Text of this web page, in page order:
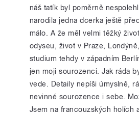
náš tatík byl poměrně
narodila jedna dcerka ještě
málo. A že měl velmi těžký
odyseu, život v Praze,
studium tehdy v západním
jen moji sourozenci. Jak ráda
vede. Detaily nepíši úmyslně,
nevinné sourozence i sebe.
Jsem na francouzských holích